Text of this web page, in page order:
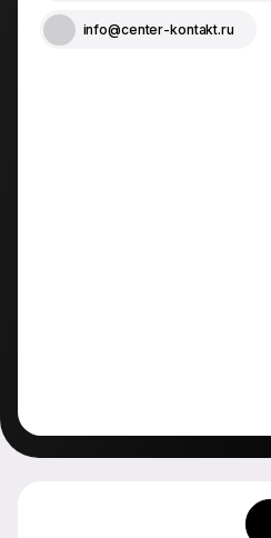
info@center-kontakt.ru